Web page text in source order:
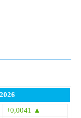
+0,0041 ▲